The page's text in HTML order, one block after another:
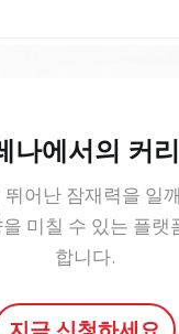
나에서의 커
어난 잠재력을 일
미칠 수 있는 플랫
합니다.